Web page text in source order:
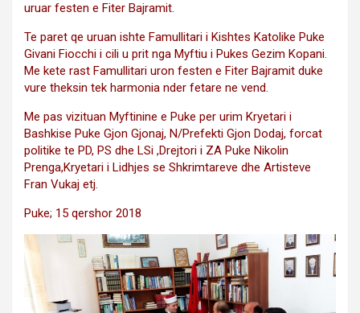
uruar festen e Fiter Bajramit.
Te paret qe uruan ishte Famullitari i Kishtes Katolike Puke
Givani Fiocchi i cili u prit nga Myftiu i Pukes Gezim Kopani.
Me kete rast Famullitari uron festen e Fiter Bajramit duke
vure theksin tek harmonia nder fetare ne vend.
Me pas vizituan Myftinine e Puke per urim Kryetari i
Bashkise Puke Gjon Gjonaj, N/Prefekti Gjon Dodaj, forcat
politike te PD, PS dhe LSi ,Drejtori i ZA Puke Nikolin
Prenga,Kryetari i Lidhjes se Shkrimtareve dhe Artisteve
Fran Vukaj etj.
Puke; 15 qershor 2018